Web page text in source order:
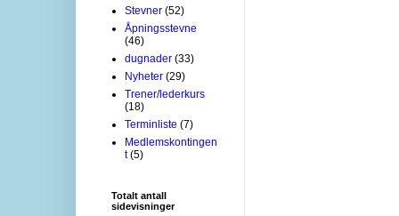
Stevner (52)
Åpningsstevne
(46)
dugnader (33)
Nyheter (29)
Trener/lederkurs
(18)
Terminliste (7)
Medlemskontingen
t (5)
Totalt antall
sidevisninger